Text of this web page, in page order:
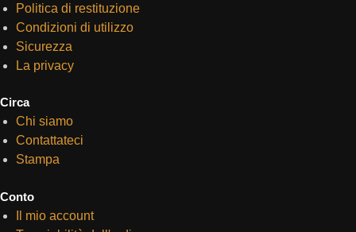
Politica di restituzione
Condizioni di utilizzo
Sicurezza
La privacy
Circa
Chi siamo
Contattateci
Stampa
Conto
Il mio account